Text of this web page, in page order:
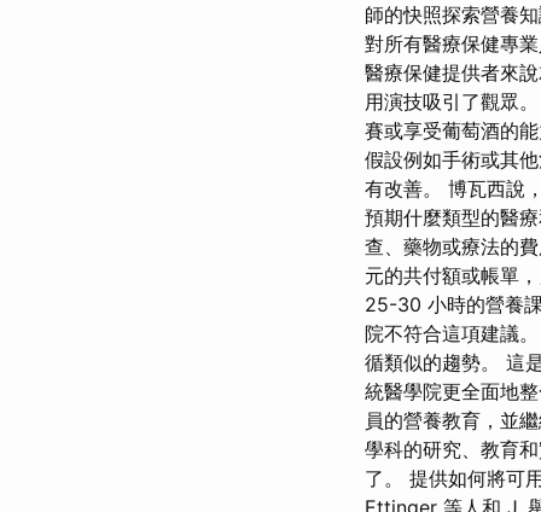
師的快照探索營養
對所有醫療保健專
醫療保健提供者來
用演技吸引了觀眾
賽或享受葡萄酒的
假設例如手術或其
有改善。 博瓦西說
預期什麼類型的醫
查、藥物或療法的
元的共付額或帳單
25-30 小時的營養
院不符合這項建議
循類似的趨勢。 這
統醫學院更全面地
員的營養教育，並
學科的研究、教育
了。 提供如何將可
Ettinger 等人和 J.